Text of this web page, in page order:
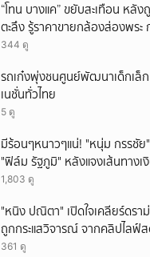
“โทน บางแค” ขยับสะเทือน หลั
ตะลึง รู้ราคาขายกล้องส่องพร
บุกรวบ?
344 ดู
รถเก๋งพุ่งชนศูนย์พัฒนาเด็กเล็ก
เนชั่นทั่วไทย
5 ดู
มีร้อนๆหนาวๆแน่! "หนุ่ม กรรชั
"ฟิล์ม รัฐภูมิ" หลังแจงเส้นทางเ
1,803 ดู
"หนิง ปณิตา" เปิดใจเคลียร์ดร
ถูกกระแสวิจารณ์ จากคลิปไลฟ์
หน้าเหมือนพ่อ
361 ดู